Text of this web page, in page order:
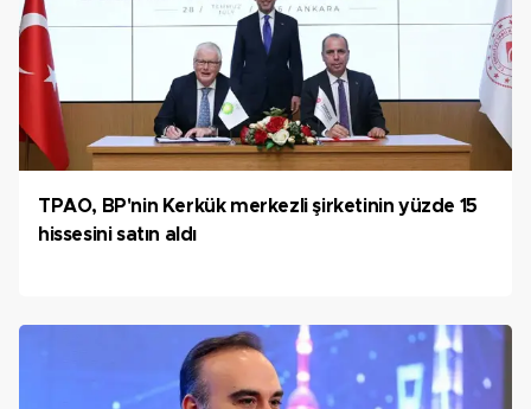
TPAO, BP'nin Kerkük merkezli şirketinin yüzde 15
hissesini satın aldı